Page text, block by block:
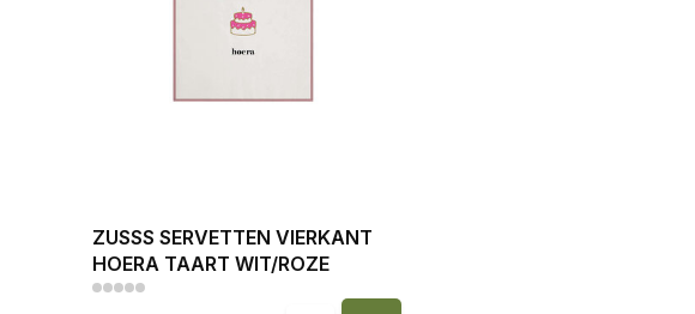
ZUSSS SERVETTEN VIERKANT
HOERA TAART WIT/ROZE